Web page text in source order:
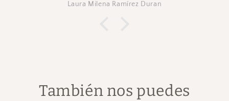
Laura Milena Ramírez Duran
También nos puedes